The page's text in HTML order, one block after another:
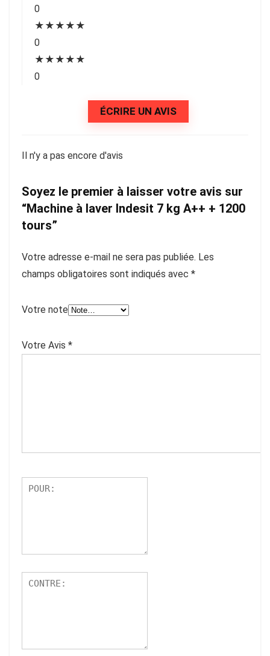
0
★ ★ ★ ★ ★
0
★ ★ ★ ★ ★
0
ÉCRIRE UN AVIS
Il n'y a pas encore d'avis
Soyez le premier à laisser votre avis sur
“Machine à laver Indesit 7 kg A++ + 1200
tours”
Votre adresse e-mail ne sera pas publiée. Les
champs obligatoires sont indiqués avec *
Votre note
Votre Avis *